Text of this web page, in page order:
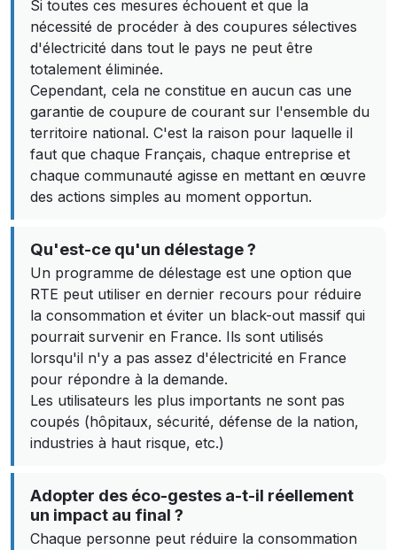
Si toutes ces mesures échouent et que la
nécessité de procéder à des coupures sélectives
d'électricité dans tout le pays ne peut être
totalement éliminée.
Cependant, cela ne constitue en aucun cas une
garantie de coupure de courant sur l'ensemble du
territoire national. C'est la raison pour laquelle il
faut que chaque Français, chaque entreprise et
chaque communauté agisse en mettant en œuvre
des actions simples au moment opportun.
Qu'est-ce qu'un délestage ?
Un programme de délestage est une option que
RTE peut utiliser en dernier recours pour réduire
la consommation et éviter un black-out massif qui
pourrait survenir en France. Ils sont utilisés
lorsqu'il n'y a pas assez d'électricité en France
pour répondre à la demande.
Les utilisateurs les plus importants ne sont pas
coupés (hôpitaux, sécurité, défense de la nation,
industries à haut risque, etc.)
Adopter des éco-gestes a-t-il réellement
un impact au final ?
Chaque personne peut réduire la consommation